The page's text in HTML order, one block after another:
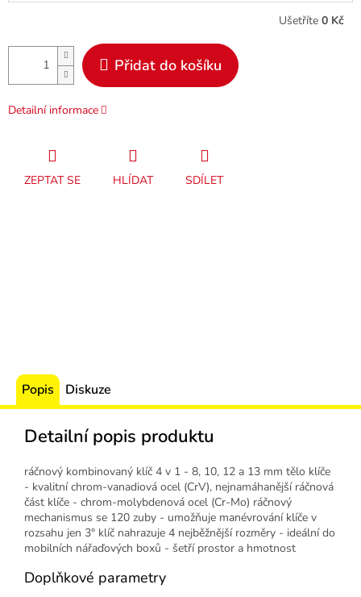
Ušetříte 0 Kč
Přidat do košíku
Detailní informace
ZEPTAT SE HLÍDAT SDÍLET
Popis Diskuze
Detailní popis produktu
ráčnový kombinovaný klíč 4 v 1 - 8, 10, 12 a 13 mm tělo klíče
- kvalitní chrom-vanadiová ocel (CrV), nejnamáhanější ráčnová
část klíče - chrom-molybdenová ocel (Cr-Mo) ráčnový
mechanismus se 120 zuby - umožňuje manévrování klíče v
rozsahu jen 3° klíč nahrazuje 4 nejběžnější rozměry - ideální do
mobilních nářaďových boxů - šetří prostor a hmotnost
Doplňkové parametry